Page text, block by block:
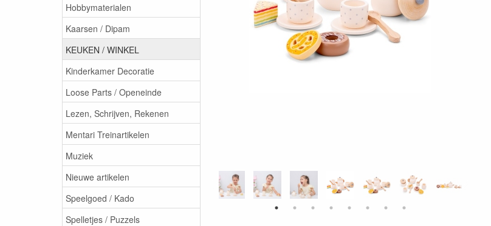
Hobbymaterialen
Kaarsen / Dipam
KEUKEN / WINKEL
Kinderkamer Decoratie
Loose Parts / Openeinde
Lezen, Schrijven, Rekenen
Mentari Treinartikelen
Muziek
Nieuwe artikelen
Speelgoed / Kado
Spelletjes / Puzzels